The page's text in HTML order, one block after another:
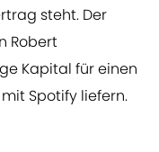
steht. Der
Robert
Kapital für einen
Spotify liefern.